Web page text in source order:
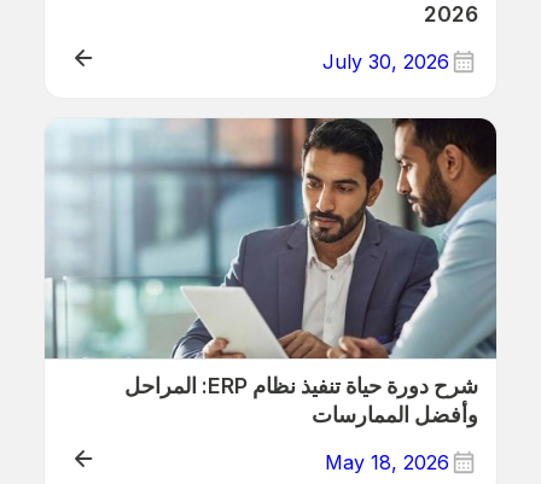
2026
July 30, 2026
ERP
شرح دورة حياة تنفيذ نظام ERP: المراحل
وأفضل الممارسات
May 18, 2026